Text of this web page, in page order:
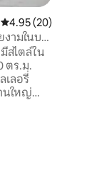
คะแนนเฉลี่ย 4.95 จาก
4.95 (20)
งามในบา
สไตล์ใน
ตร.ม.
เลอรี่
นใหญ่
อล์คอิ
สุนัข
15